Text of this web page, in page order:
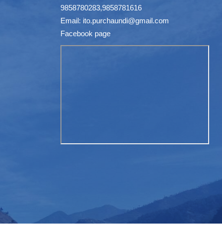
9858780283,9858781616
Email: ito.purchaundi@gmail.com
Facebook page